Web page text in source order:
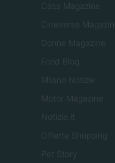
Casa Magazine
Cineverse Magazine
Donne Magazine
Food Blog
Milano Notizie
Motor Magazine
Notizie.it
Offerte Shopping
Pet Story